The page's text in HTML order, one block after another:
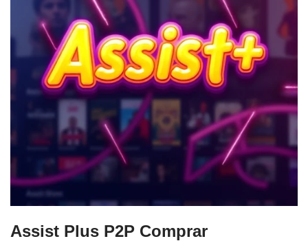
Assist Plus P2P Comprar